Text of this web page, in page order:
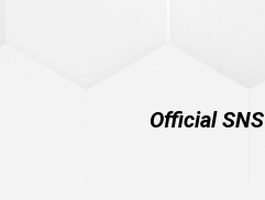
Official SNS